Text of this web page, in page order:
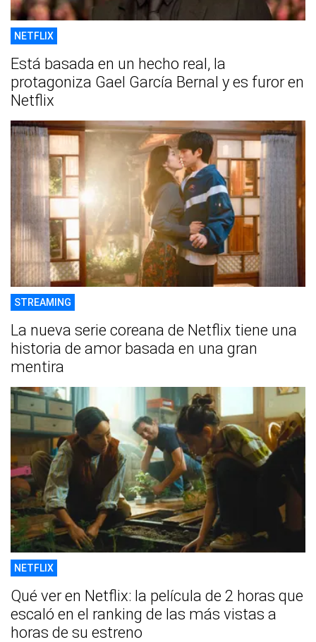
NETFLIX
Está basada en un hecho real, la
protagoniza Gael García Bernal y es furor en
Netflix
STREAMING
La nueva serie coreana de Netflix tiene una
historia de amor basada en una gran
mentira
NETFLIX
Qué ver en Netflix: la película de 2 horas que
escaló en el ranking de las más vistas a
horas de su estreno